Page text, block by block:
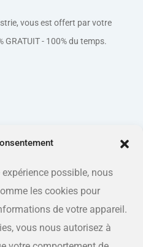
possible, nous
les cookies pour
de votre appareil.
vous nous autorisez à
vous est offert par votre
- 100% du temps.
QC J1L 1K1